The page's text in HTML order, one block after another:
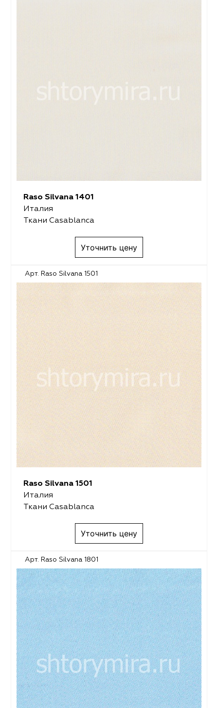
Raso Silvana 1401
Италия
Ткани Casablanca
Уточнить цену
Арт. Raso Silvana 1501
Raso Silvana 1501
Италия
Ткани Casablanca
Уточнить цену
Арт. Raso Silvana 1801